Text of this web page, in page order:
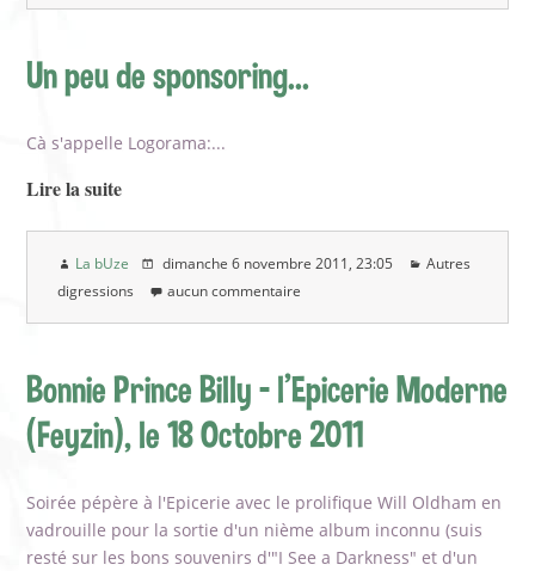
Un peu de sponsoring...
Cà s'appelle Logorama:...
Lire la suite
La bUze dimanche 6 novembre 2011 , 23:05
Autres
digressions
aucun commentaire
Bonnie Prince Billy - l'Epicerie Moderne
(Feyzin), le 18 Octobre 2011
Soirée pépère à l'Epicerie avec le prolifique Will Oldham en
vadrouille pour la sortie d'un nième album inconnu (suis
resté sur les bons souvenirs d'"I See a Darkness" et d'un